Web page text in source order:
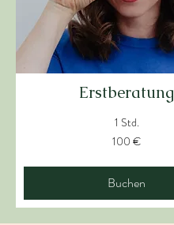
Erstberatung
1 Std.
100 €
Buchen